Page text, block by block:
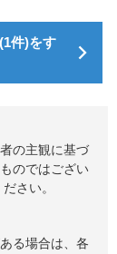
件)をす
の主観に基づ
のではござい
さい。
る場合は、各